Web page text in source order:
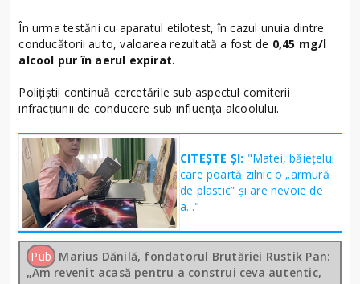
În urma testării cu aparatul etilotest, în cazul unuia dintre
conducătorii auto, valoarea rezultată a fost de 0,45 mg/l
alcool pur în aerul expirat.
Polițiștii continuă cercetările sub aspectul comiterii
infracțiunii de conducere sub influența alcoolului.
CITEȘTE ȘI: "Matei, băiețelul
care poartă zilnic o „armură
de plastic” și are nevoie de
a..."
Pub Marius Dănilă, fondatorul Brutăriei Rustik Pan:
„Am revenit acasă pentru a construi ceva autentic,